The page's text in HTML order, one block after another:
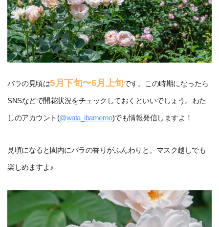
バラの見頃は5月下旬〜6月上旬です。この時期になったら
SNSなどで開花状況をチェックしておくといいでしょう。わた
しのアカウント(@wata_ibamemo)でも情報発信しますよ！
見頃になると園内にバラの香りがふんわりと。マスク越しでも
楽しめますよ♪